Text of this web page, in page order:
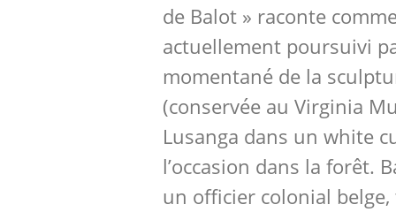
de Balot » raconte
actuellement poursuivi
momentané de la
(conservée au Virginia
Lusanga dans un white
l’occasion dans la forêt.
un officier colonial